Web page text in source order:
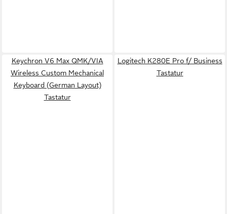
Keychron V6 Max QMK/VIA
Wireless Custom Mechanical
Keyboard (German Layout)
Tastatur
Logitech K280E Pro f/ Business
Tastatur